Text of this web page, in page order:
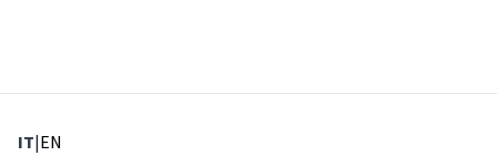
IT: Lingua corrente
|EN